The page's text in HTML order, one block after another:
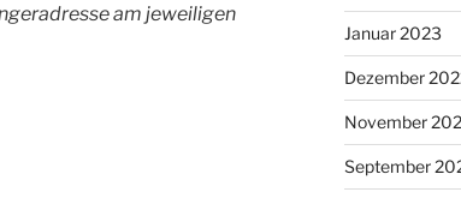
am jeweiligen
Januar 2023
Dezember
November
September